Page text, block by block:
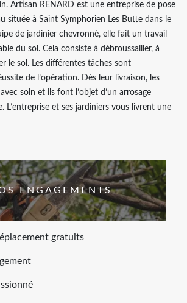
Artisan RENARD est une entreprise de pose
située à Saint Symphorien Les Butte dans le
de jardinier chevronné, elle fait un travail
du sol. Cela consiste à débroussailler, à
le sol. Les différentes tâches sont
de l’opération. Dès leur livraison, les
soin et ils font l’objet d’un arrosage
L’entreprise et ses jardiniers vous livrent une
ENGAGEMENTS
gratuits